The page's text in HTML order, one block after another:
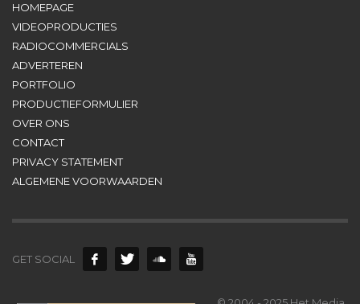
HOMEPAGE
VIDEOPRODUCTIES
RADIOCOMMERCIALS
ADVERTEREN
PORTFOLIO
PRODUCTIEFORMULIER
OVER ONS
CONTACT
PRIVACY STATEMENT
ALGEMENE VOORWAARDEN
GET SOCIAL